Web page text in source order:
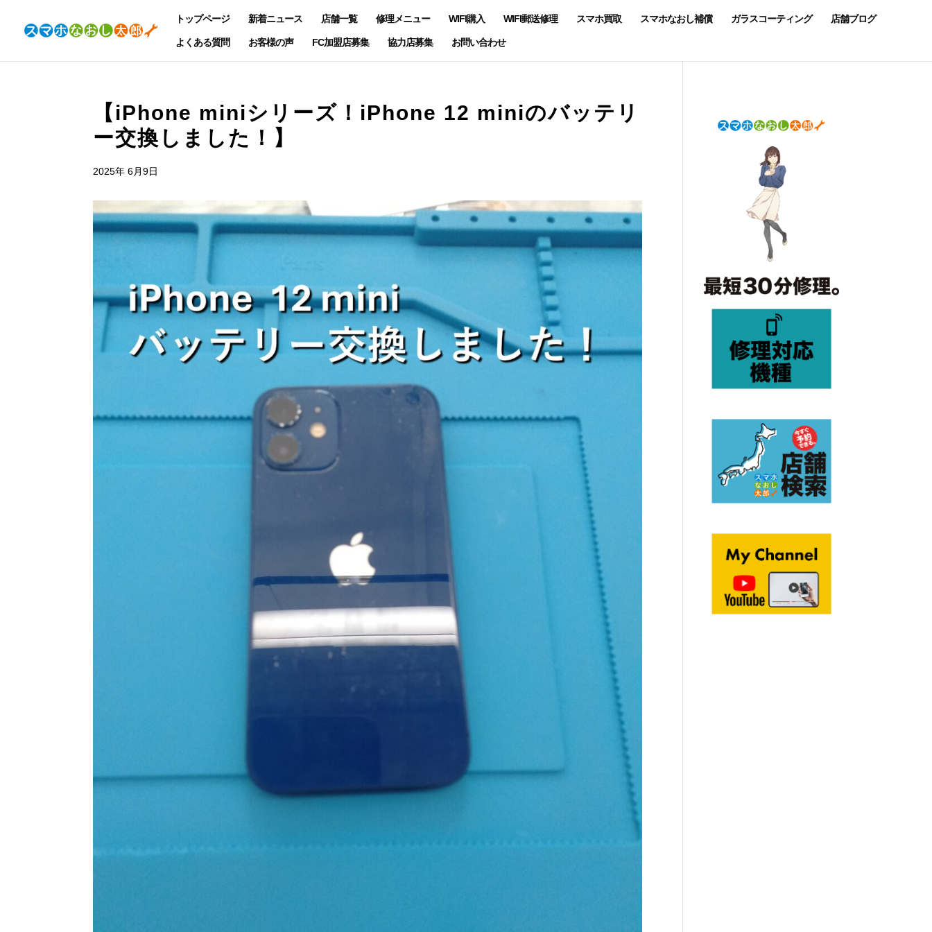
トップページ 新着ニュース 店舗一覧 修理メニュー WIFI購入 WIFI郵送修理 スマホ買取 スマホなおし補償 ガラスコーティング 店舗ブログ
よくある質問 お客様の声 FC加盟店募集 協力店募集 お問い合わせ
【iPhone miniシリーズ！iPhone 12 miniのバッテリ
ー交換しました！】
2025年 6月9日